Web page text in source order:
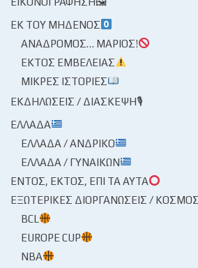
ΕΚ ΤΟΥ ΜΗΔΕΝΌΣ
ΑΝΆΔΡΟΜΟΣ… ΜΆΡΙΟΣ!
ΕΚΤΌΣ ΕΜΒΈΛΕΙΑΣ
ΜΙΚΡΈΣ ΙΣΤΟΡΊΕΣ
ΕΚΔΗΛΏΣΕΙΣ / ΔΙΆΣΚΕΨΗ🎙
ΕΛΛΆΔΑ
ΕΛΛΆΔΑ / ΑΝΔΡΙΚΌ
ΕΛΛΆΔΑ / ΓΥΝΑΙΚΏΝ
ΕΝΤΌΣ, ΕΚΤΌΣ, ΕΠΊ ΤΑ ΑΥΤΆ
ΕΞΩΤΕΡΙΚΈΣ ΔΙΟΡΓΑΝΏΣΕΙΣ / ΚΌΣΜΟΣ
BCL
EUROPE CUP
NBA